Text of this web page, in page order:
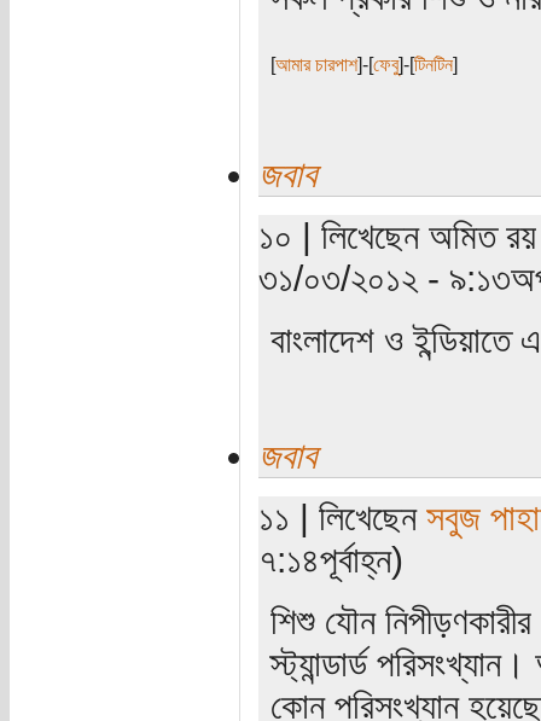
[আমার চারপাশ]-[ফেবু]-[টিনটিন]
জবাব
১০ | লিখেছেন অমিত রয়
৩১/০৩/২০১২ -
বাংলাদেশ ও
জবাব
১১ | লিখেছেন সবুজ
৭:১৪পূর্বাহ্ন)
শিশু যৌন
স্ট্যান্ডার্ড
কোন পরিসংখ্যান